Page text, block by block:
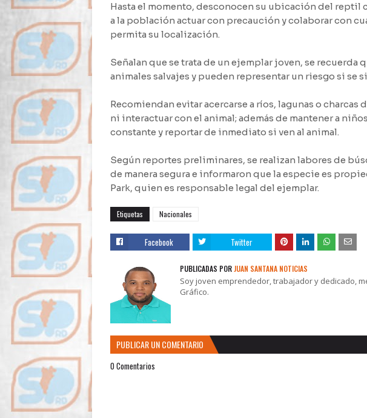
Hasta el momento, desconocen su ubicación del reptil
a la población actuar con precaución y colaborar con
permita su localización.
Señalan que se trata de un ejemplar joven, se recuerda
animales salvajes y pueden representar un riesgo si se
Recomiendan evitar acercarse a ríos, lagunas o charcas
ni interactuar con el animal; además de mantener a
constante y reportar de inmediato si ven al animal.
Según reportes preliminares, se realizan labores de
de manera segura e informaron que la especie es
Park, quien es responsable legal del ejemplar.
Etiquetas Nacionales
Facebook Twitter
PUBLICADAS PORJUAN SANTANA NOTICIAS
Soy joven emprendedor, trabajador y dedicado,
Gráfico.
PUBLICAR UN COMENTARIO
0 Comentarios